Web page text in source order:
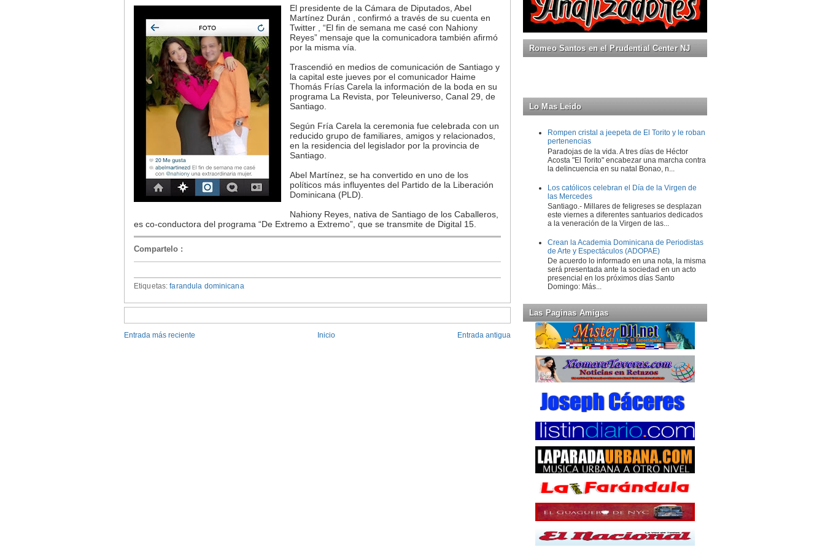
El presidente de la Cámara de Diputados, Abel
Martínez Durán , confirmó a través de su cuenta en
Twitter , “El fin de semana me casé con Nahiony
Reyes” mensaje que la comunicadora también afirmó
por la misma vía.
Trascendió en medios de comunicación de Santiago y
la capital este jueves por el comunicador Haime
Thomás Frías Carela la información de la boda en su
programa La Revista, por Teleuniverso, Canal 29, de
Santiago.
Según Fría Carela la ceremonia fue celebrada con un
reducido grupo de familiares, amigos y relacionados,
en la residencia del legislador por la provincia de
Santiago.
Abel Martínez, se ha convertido en uno de los
políticos más influyentes del Partido de la Liberación
Dominicana (PLD).
Nahiony Reyes, nativa de Santiago de los Caballeros,
es co-conductora del programa “De Extremo a Extremo”, que se transmite de Digital 15.
Compartelo :
Etiquetas:farandula dominicana
Entrada más reciente Entrada antigua
Inicio
Romeo Santos en el Prudential Center NJ
Lo Mas Leido
Rompen cristal a jeepeta de El Torito y le roban
pertenencias
Paradojas de la vida. A tres días de Héctor
Acosta "El Torito" encabezar una marcha contra
la delincuencia en su natal Bonao, n...
Los católicos celebran el Día de la Virgen de
las Mercedes
Santiago.- Millares de feligreses se desplazan
este viernes a diferentes santuarios dedicados
a la veneración de la Virgen de las...
Crean la Academia Dominicana de Periodistas
de Arte y Espectáculos (ADOPAE)
De acuerdo lo informado en una nota, la misma
será presentada ante la sociedad en un acto
presencial en los próximos días Santo
Domingo: Más...
Las Paginas Amigas